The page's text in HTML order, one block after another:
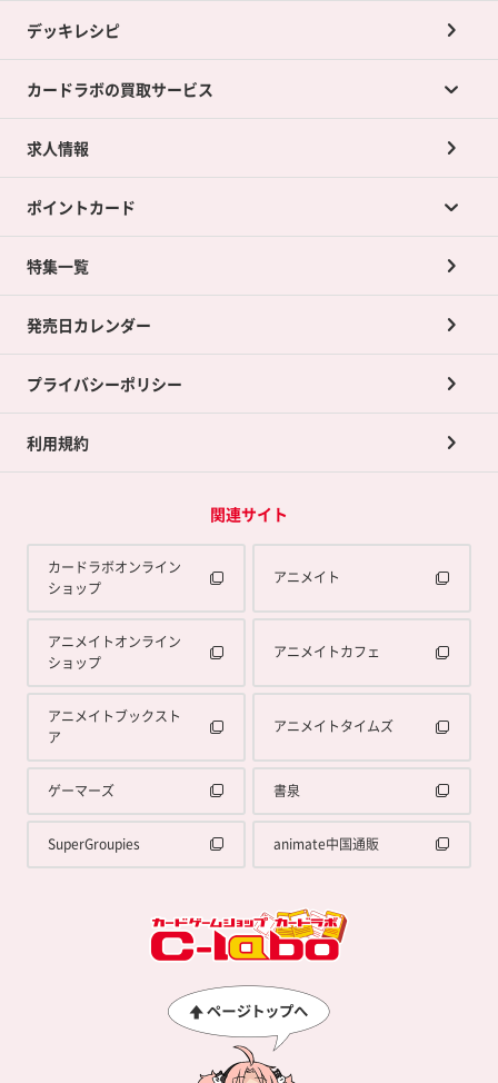
デッキレシピ
カードラボの買取サービス
カードラボの買取サービスTOP
店舗買取について
ネット買取について
買取承諾書について
求人情報
ポイントカード
ポイントカードTOP
ポイント交換景品
特集一覧
発売日カレンダー
プライバシーポリシー
利用規約
関連サイト
カードラボオンライン
ショップ
アニメイト
アニメイトオンライン
ショップ
アニメイトカフェ
アニメイトブックスト
ア
アニメイトタイムズ
ゲーマーズ 書泉
SuperGroupies animate中国通販